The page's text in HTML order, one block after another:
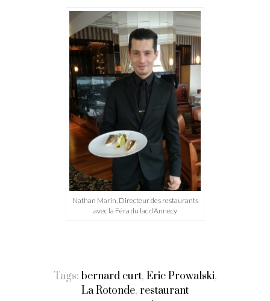
Nathan Marin, Directeur des restaurants
avec la Féra du lac d’Annecy
Tags: bernard curt, Eric Prowalski,
La Rotonde, restaurant